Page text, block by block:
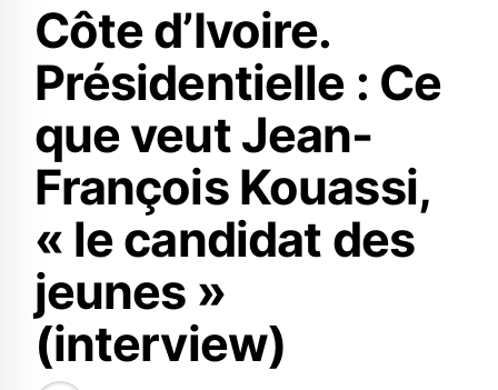
Côte d’Ivoire.
Présidentielle : Ce
que veut Jean-
François Kouassi,
« le candidat des
jeunes »
(interview)